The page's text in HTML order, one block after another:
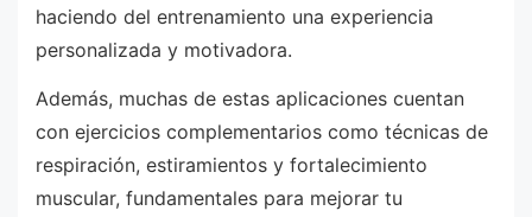
haciendo del entrenamiento una experiencia
personalizada y motivadora.
Además, muchas de estas aplicaciones cuentan
con ejercicios complementarios como técnicas de
respiración, estiramientos y fortalecimiento
muscular, fundamentales para mejorar tu